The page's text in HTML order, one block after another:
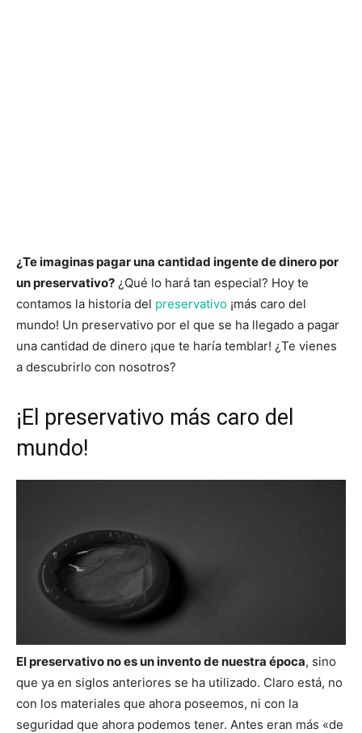
¿Te imaginas pagar una cantidad ingente de dinero por
un preservativo? ¿Qué lo hará tan especial? Hoy te
contamos la historia del preservativo ¡más caro del
mundo! Un preservativo por el que se ha llegado a pagar
una cantidad de dinero ¡que te haría temblar! ¿Te vienes
a descubrirlo con nosotros?
¡El preservativo más caro del
mundo!
El preservativo no es un invento de nuestra época, sino
que ya en siglos anteriores se ha utilizado. Claro está, no
con los materiales que ahora poseemos, ni con la
seguridad que ahora podemos tener. Antes eran más «de